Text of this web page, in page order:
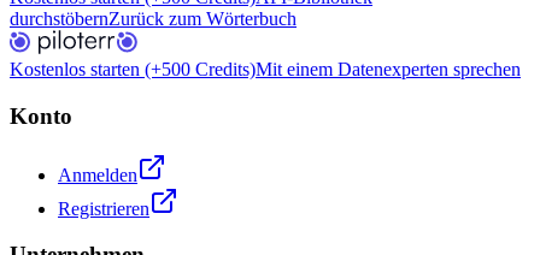
durchstöbernZurück zum Wörterbuch
Kostenlos starten (+500 Credits)Mit einem Datenexperten sprechen
Konto
Anmelden
Registrieren